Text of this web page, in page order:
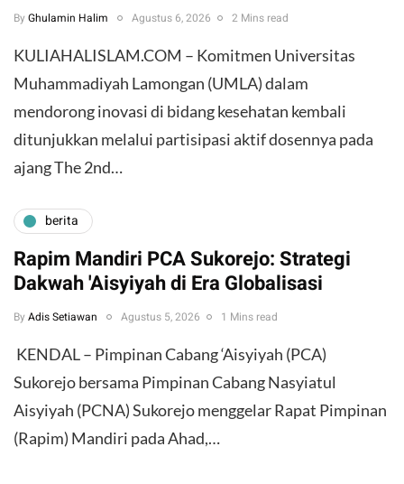
By Ghulamin Halim Agustus 6, 2026 2 Mins read
KULIAHALISLAM.COM – Komitmen Universitas
Muhammadiyah Lamongan (UMLA) dalam
mendorong inovasi di bidang kesehatan kembali
ditunjukkan melalui partisipasi aktif dosennya pada
ajang The 2nd…
berita
Rapim Mandiri PCA Sukorejo: Strategi
Dakwah 'Aisyiyah di Era Globalisasi
By Adis Setiawan Agustus 5, 2026 1 Mins read
​ KENDAL – Pimpinan Cabang ‘Aisyiyah (PCA)
Sukorejo bersama Pimpinan Cabang Nasyiatul
Aisyiyah (PCNA) Sukorejo menggelar Rapat Pimpinan
(Rapim) Mandiri pada Ahad,…